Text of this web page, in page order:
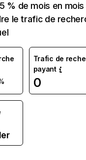
% de mois en mois
le trafic de
Trafic de
payant
0